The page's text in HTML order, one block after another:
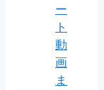
ー
ト
動
画
ま